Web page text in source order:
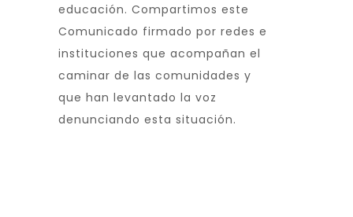
educación. Compartimos este
Comunicado firmado por redes e
instituciones que acompañan el
caminar de las comunidades y
que han levantado la voz
denunciando esta situación.